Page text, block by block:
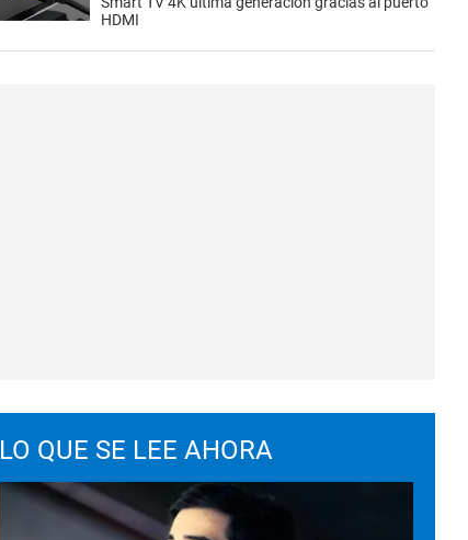
HDMI
LO QUE SE LEE AHORA